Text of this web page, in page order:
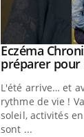
Youtube
Eczéma
préparer pour
L'été arrive… et
rythme de vie !
soleil, activités
sont ...
Youtube
Diabète &
Le Ramadan
nombreuses
diabète, c'est
défis, mais ...